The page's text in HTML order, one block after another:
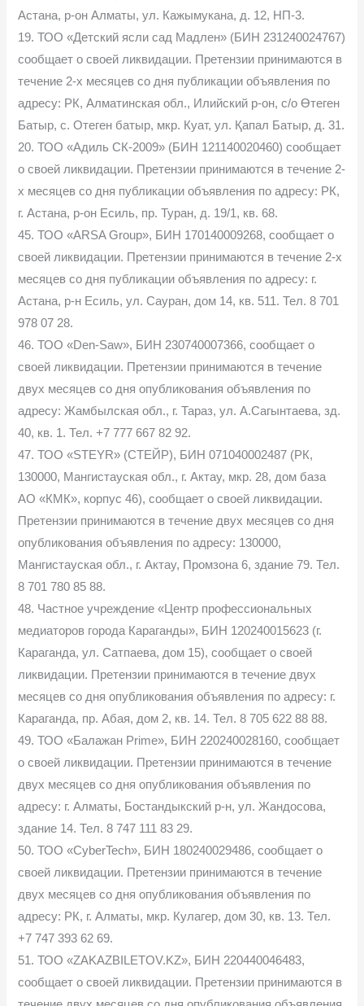
Астана, р-он Алматы, ул. Кажымукана, д. 12, НП-3.
19. ТОО «Детский ясли сад Мадлен» (БИН 231240024767)
сообщает о своей ликвидации. Претензии принимаются в
течение 2-х месяцев со дня публикации объявления по
адресу: РК, Алматинская обл., Илийский р-он, с/о Өтеген
Батыр, с. Отеген батыр, мкр. Куат, ул. Қапал Батыр, д. 31.
20. ТОО «Адиль СК-2009» (БИН 121140020460) сообщает
о своей ликвидации. Претензии принимаются в течение 2-
х месяцев со дня публикации объявления по адресу: РК,
г. Астана, р-он Есиль, пр. Туран, д. 19/1, кв. 68.
45. ТОО «ARSA Group», БИН 170140009268, сообщает о
своей ликвидации. Претензии принимаются в течение 2-х
месяцев со дня публикации объявления по адресу: г.
Астана, р-н Есиль, ул. Сауран, дом 14, кв. 511. Тел. 8 701
978 07 28.
46. ТОО «Den-Saw», БИН 230740007366, сообщает о
своей ликвидации. Претензии принимаются в течение
двух месяцев со дня опубликования объявления по
адресу: Жамбылская обл., г. Тараз, ул. А.Сагынтаева, зд.
40, кв. 1. Тел. +7 777 667 82 92.
47. ТОО «STEYR» (СТЕЙР), БИН 071040002487 (РК,
130000, Мангистауская обл., г. Актау, мкр. 28, дом база
АО «КМК», корпус 46), сообщает о своей ликвидации.
Претензии принимаются в течение двух месяцев со дня
опубликования объявления по адресу: 130000,
Мангистауская обл., г. Актау, Промзона 6, здание 79. Тел.
8 701 780 85 88.
48. Частное учреждение «Центр профессиональных
медиаторов города Караганды», БИН 120240015623 (г.
Караганда, ул. Сатпаева, дом 15), сообщает о своей
ликвидации. Претензии принимаются в течение двух
месяцев со дня опубликования объявления по адресу: г.
Караганда, пр. Абая, дом 2, кв. 14. Тел. 8 705 622 88 88.
49. ТОО «Балажан Prime», БИН 220240028160, сообщает
о своей ликвидации. Претензии принимаются в течение
двух месяцев со дня опубликования объявления по
адресу: г. Алматы, Бостандыкский р-н, ул. Жандосова,
здание 14. Тел. 8 747 111 83 29.
50. ТОО «CyberTech», БИН 180240029486, сообщает о
своей ликвидации. Претензии принимаются в течение
двух месяцев со дня опубликования объявления по
адресу: РК, г. Алматы, мкр. Кулагер, дом 30, кв. 13. Тел.
+7 747 393 62 69.
51. ТОО «ZAKAZBILETOV.KZ», БИН 220440046483,
сообщает о своей ликвидации. Претензии принимаются в